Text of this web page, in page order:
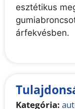
esztétikus
árfekvésben.
Kategória: